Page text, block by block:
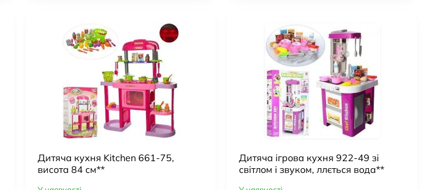
Дитяча кухня Kitchen 661-75,
висота 84 см**
Дитяча ігрова кухня 922-49 зі
світлом і звуком, ллється вода**